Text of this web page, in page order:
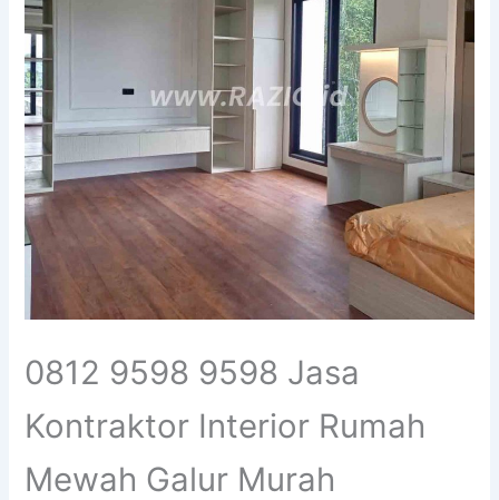
0812 9598 9598 Jasa
Kontraktor Interior Rumah
Mewah Galur Murah